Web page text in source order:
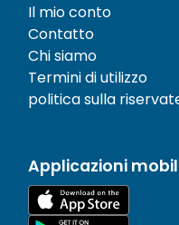
Il mio conto
Contatto
Chi siamo
Termini di utilizzo
politica sulla
Applicazioni